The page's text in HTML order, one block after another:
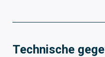
Technische